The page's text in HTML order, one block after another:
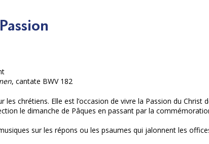
, cantate BWV 182
chrétiens. Elle est l’occasion de vivre la Passion du Christ
le dimanche de Pâques en passant par la
sur les répons ou les psaumes qui jalonnent les